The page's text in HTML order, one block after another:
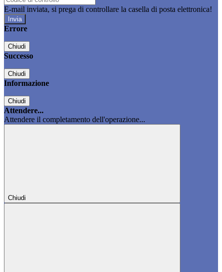
E-mail inviata, si prega di controllare la casella di posta elettronica!
Errore
Chiudi
Successo
Chiudi
Informazione
Chiudi
Attendere...
Attendere il completamento dell'operazione...
Chiudi